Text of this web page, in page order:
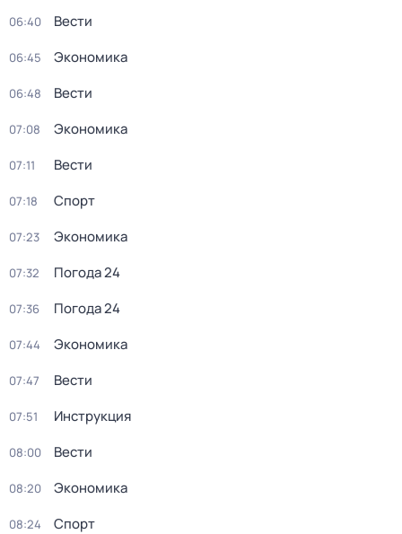
06:40 Вести
06:45 Экономика
06:48 Вести
07:08 Экономика
07:11 Вести
07:18 Спорт
07:23 Экономика
07:32 Погода 24
07:36 Погода 24
07:44 Экономика
07:47 Вести
07:51 Инструкция
08:00 Вести
08:20 Экономика
08:24 Спорт